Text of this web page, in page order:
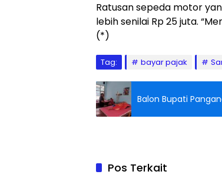
Ratusan sepeda motor
lebih senilai Rp 25 juta.
(*)
Tag: bayar pajak
Balon Bupati
Pos Terkait